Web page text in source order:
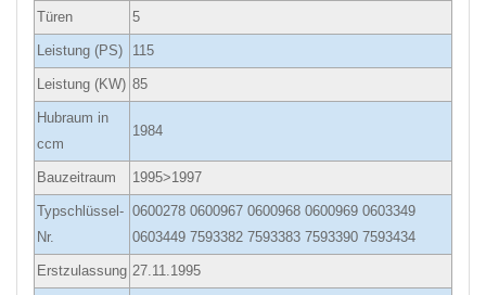
Türen 5
Leistung (PS) 115
Leistung (KW) 85
Hubraum in
ccm
1984
Bauzeitraum 1995>1997
Typschlüssel-
Nr.
0600278 0600967 0600968 0600969 0603349
0603449 7593382 7593383 7593390 7593434
Erstzulassung 27.11.1995